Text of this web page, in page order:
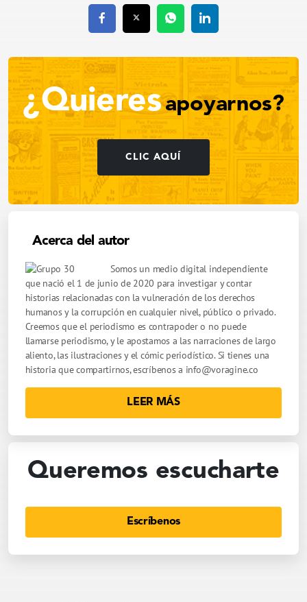
¿Quieresapoyarnos?
CLIC AQUÍ
Acerca del autor
Somos un medio digital independiente
que nació el 1 de junio de 2020 para investigar y contar
historias relacionadas con la vulneración de los derechos
humanos y la corrupción en cualquier nivel, público o privado.
Creemos que el periodismo es contrapoder o no puede
llamarse periodismo, y le apostamos a las narraciones de largo
aliento, las ilustraciones y el cómic periodístico. Si tienes una
historia que compartirnos, escríbenos a info@voragine.co
LEER MÁS
Queremos escucharte
Escríbenos